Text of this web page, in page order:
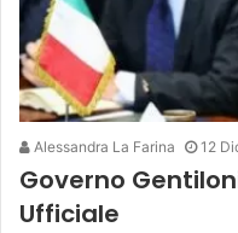
Alessandra La Farina 12
Governo
Ufficiale